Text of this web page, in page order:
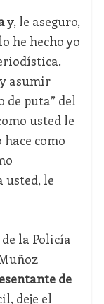
y, le aseguro,
he hecho yo
y asumir
de puta” del
usted le
como
usted, le
la Policía
de
deje el